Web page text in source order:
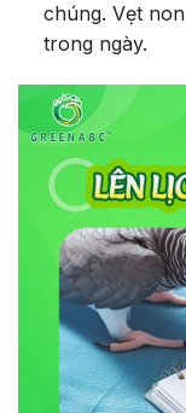
chúng. Vẹt
trong ngày.